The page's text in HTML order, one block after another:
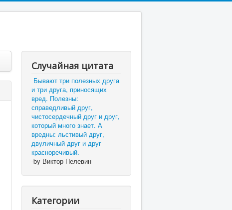
Случайная цитата
Бывают три полезных друга
и три друга, приносящих
вред. Полезны:
справедливый друг,
чистосердечный друг и друг,
который много знает. А
вредны: льстивый друг,
двуличный друг и друг
красноречивый.
-by Виктор Пелевин
Категории